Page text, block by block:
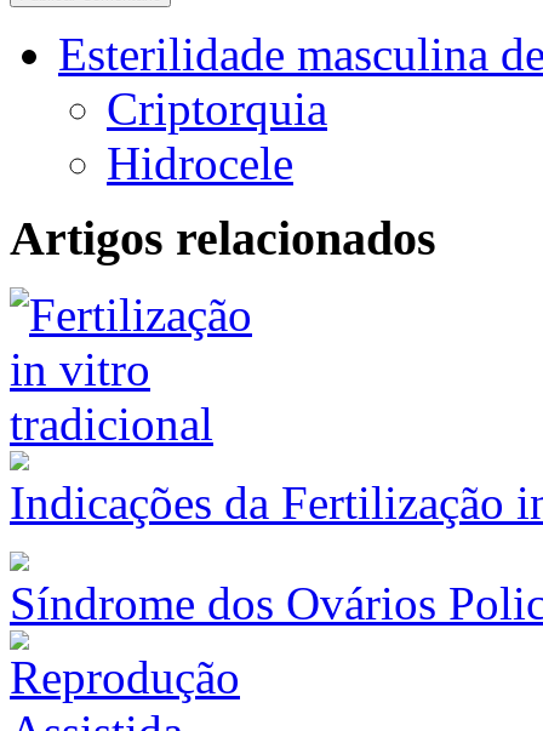
Esterilidade masculina
Criptorquia
Hidrocele
Artigos relacionados
Indicações da Fertilização
Síndrome dos Ovários